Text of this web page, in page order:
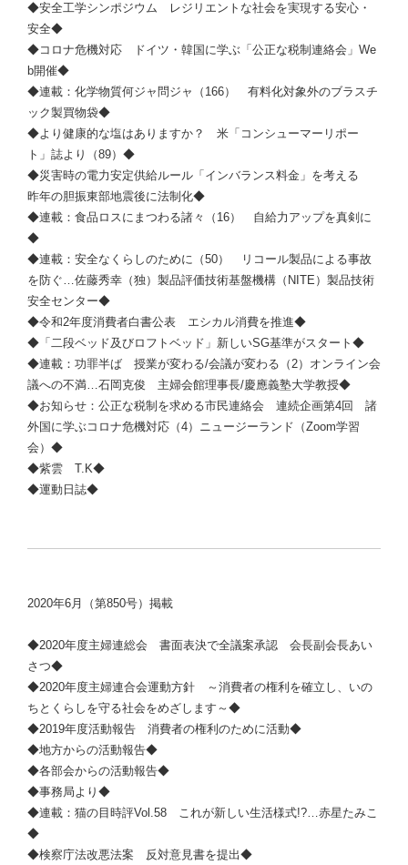
◆安全工学シンポジウム レジリエントな社会を実現する安心・
安全◆
◆コロナ危機対応 ドイツ・韓国に学ぶ「公正な税制連絡会」We
b開催◆
◆連載：化学物質何ジャ問ジャ（166） 有料化対象外のブラスチ
ック製買物袋◆
◆より健康的な塩はありますか？ 米「コンシューマーリポー
ト」誌より（89）◆
◆災害時の電力安定供給ルール「インバランス料金」を考える
昨年の胆振東部地震後に法制化◆
◆連載：食品ロスにまつわる諸々（16） 自給力アップを真剣に
◆
◆連載：安全なくらしのために（50） リコール製品による事故
を防ぐ…佐藤秀幸（独）製品評価技術基盤機構（NITE）製品技術
安全センター◆
◆令和2年度消費者白書公表 エシカル消費を推進◆
◆「二段ベッド及びロフトベッド」新しいSG基準がスタート◆
◆連載：功罪半ば 授業が変わる/会議が変わる（2）オンライン会
議への不満…石岡克俊 主婦会館理事長/慶應義塾大学教授◆
◆お知らせ：公正な税制を求める市民連絡会 連続企画第4回 諸
外国に学ぶコロナ危機対応（4）ニュージーランド（Zoom学習
会）◆
◆紫雲 T.K◆
◆運動日誌◆
2020年6月（第850号）掲載
◆2020年度主婦連総会 書面表決で全議案承認 会長副会長あい
さつ◆
◆2020年度主婦連合会運動方針 ～消費者の権利を確立し、いの
ちとくらしを守る社会をめざします～◆
◆2019年度活動報告 消費者の権利のために活動◆
◆地方からの活動報告◆
◆各部会からの活動報告◆
◆事務局より◆
◆連載：猫の目時評Vol.58 これが新しい生活様式!?…赤星たみこ
◆
◆検察庁法改悪法案 反対意見書を提出◆